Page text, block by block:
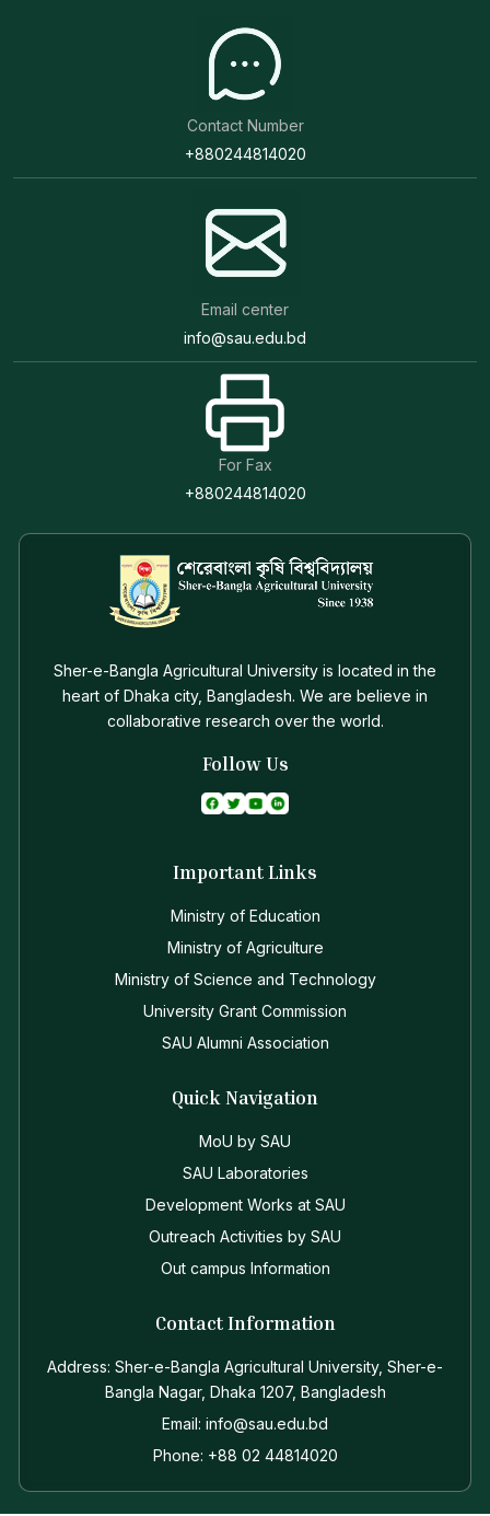
Contact Number
+880244814020
Email center
info@sau.edu.bd
For Fax
+880244814020
Sher-e-Bangla Agricultural University is located in the
heart of Dhaka city, Bangladesh. We are believe in
collaborative research over the world.
Follow Us
Important Links
Ministry of Education
Ministry of Agriculture
Ministry of Science and Technology
University Grant Commission
SAU Alumni Association
Quick Navigation
MoU by SAU
SAU Laboratories
Development Works at SAU
Outreach Activities by SAU
Out campus Information
Contact Information
Address: Sher-e-Bangla Agricultural University, Sher-e-
Bangla Nagar, Dhaka 1207, Bangladesh
Email: info@sau.edu.bd
Phone: +88 02 44814020